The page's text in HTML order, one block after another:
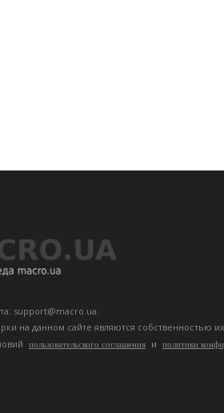
support@macro.ua.
на данном сайте являются собственностью
пользовательского соглашения и политики